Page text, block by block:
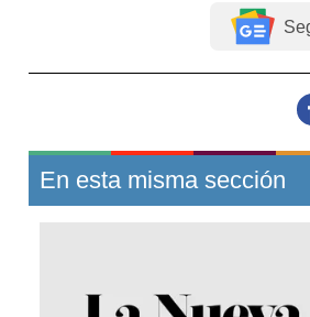
En esta misma sección